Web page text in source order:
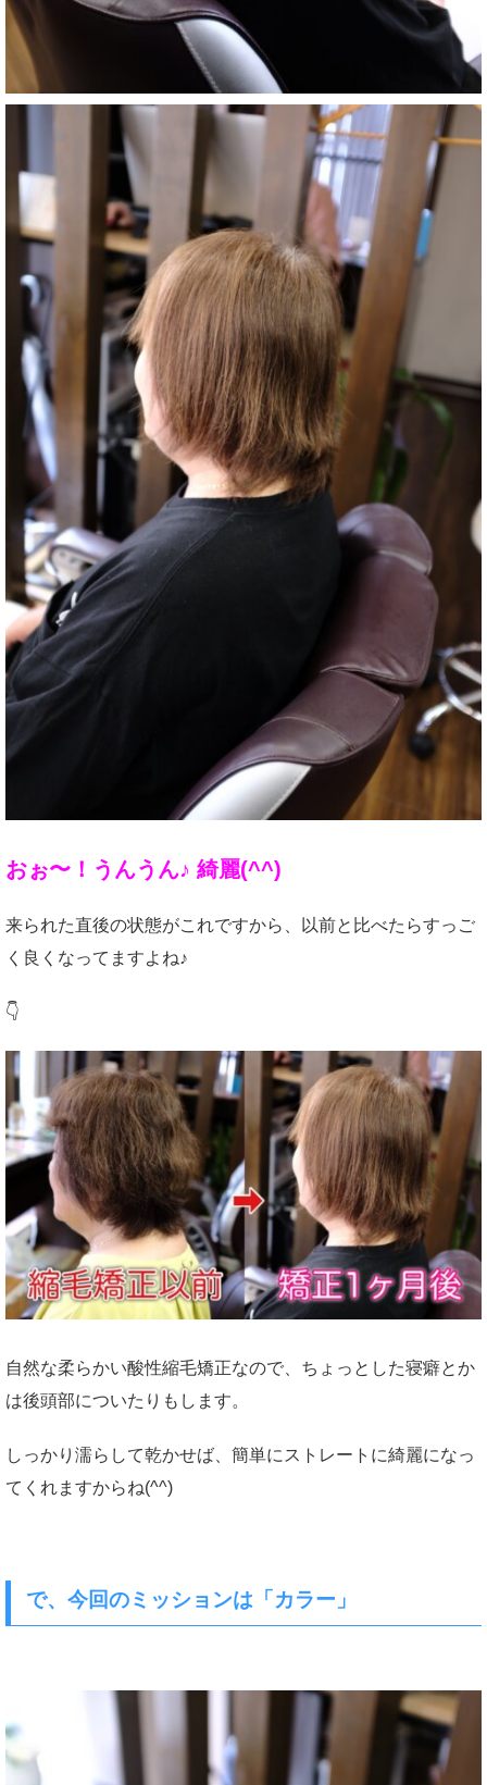
おぉ〜！うんうん♪ 綺麗(^^)
来られた直後の状態がこれですから、以前と比べたらすっご
く良くなってますよね♪
👇
自然な柔らかい酸性縮毛矯正なので、ちょっとした寝癖とか
は後頭部についたりもします。
しっかり濡らして乾かせば、簡単にストレートに綺麗になっ
てくれますからね(^^)
で、今回のミッションは「カラー」